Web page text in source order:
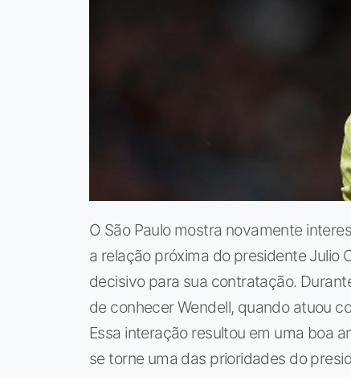
O São Paulo mostra novamente
a relação próxima do presidente Julio
decisivo para sua contratação.
de conhecer Wendell, quando atuou
Essa interação resultou em uma boa
se torne uma das prioridades do